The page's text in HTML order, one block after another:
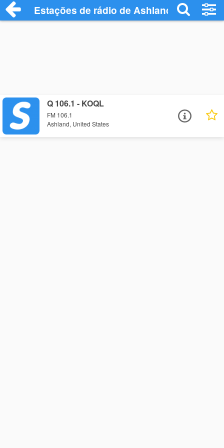
Estações de rádio de Ashland - Ouça
Q 106.1 - KOQL
FM 106.1
Ashland, United States